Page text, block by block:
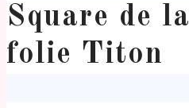
Square de la
folie Titon